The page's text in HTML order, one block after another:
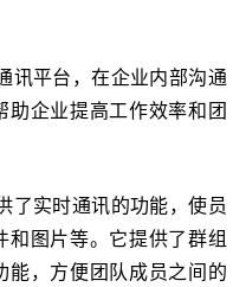
讯平台，在企业内部沟通
助企业提高工作效率和团
了实时通讯的功能，使员
图片等。它提供了群组
能，方便团队成员之间的